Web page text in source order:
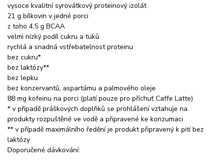
vysoce kvalitní syrovátkový proteinový izolát
21 g bílkovin v jedné porci
z toho 4,5 g BCAA
velmi nízký podíl cukru a tuků
rychlá a snadná vstřebatelnost proteinu
bez cukru*
bez laktózy**
bez lepku
bez konzervantů, aspartámu a palmového oleje
88 mg kofeinu na porci (platí pouze pro příchuť Caffe Latte)
* v případě práškových doplňků se prohlášení vztahuje na
produkty rozpuštěné ve vodě a připravené ke konzumaci
** v případě maximálního ředění je produkt připravený k pití bez
laktózy
Doporučené dávkování: